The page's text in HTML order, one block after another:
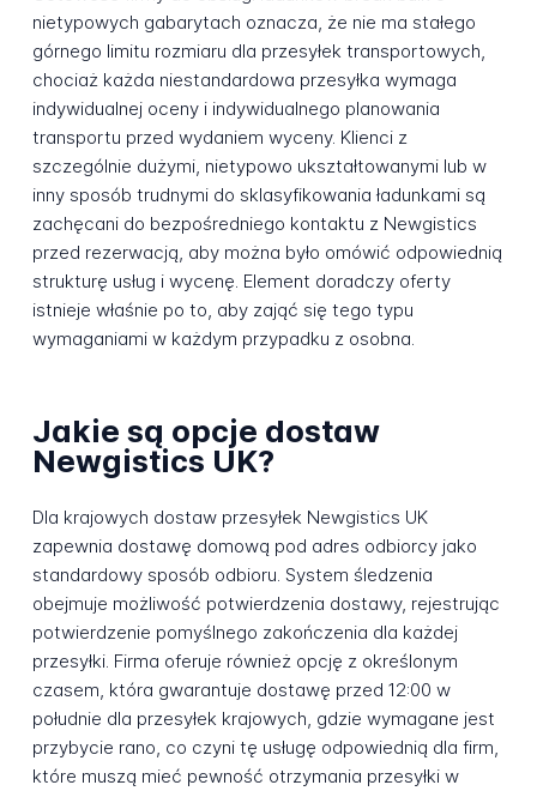
nietypowych gabarytach oznacza, że nie ma stałego
górnego limitu rozmiaru dla przesyłek transportowych,
chociaż każda niestandardowa przesyłka wymaga
indywidualnej oceny i indywidualnego planowania
transportu przed wydaniem wyceny. Klienci z
szczególnie dużymi, nietypowo ukształtowanymi lub w
inny sposób trudnymi do sklasyfikowania ładunkami są
zachęcani do bezpośredniego kontaktu z Newgistics
przed rezerwacją, aby można było omówić odpowiednią
strukturę usług i wycenę. Element doradczy oferty
istnieje właśnie po to, aby zająć się tego typu
wymaganiami w każdym przypadku z osobna.
Jakie są opcje dostaw
Newgistics UK?
Dla krajowych dostaw przesyłek Newgistics UK
zapewnia dostawę domową pod adres odbiorcy jako
standardowy sposób odbioru. System śledzenia
obejmuje możliwość potwierdzenia dostawy, rejestrując
potwierdzenie pomyślnego zakończenia dla każdej
przesyłki. Firma oferuje również opcję z określonym
czasem, która gwarantuje dostawę przed 12:00 w
południe dla przesyłek krajowych, gdzie wymagane jest
przybycie rano, co czyni tę usługę odpowiednią dla firm,
które muszą mieć pewność otrzymania przesyłki w